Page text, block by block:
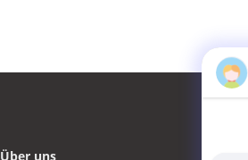
Über uns